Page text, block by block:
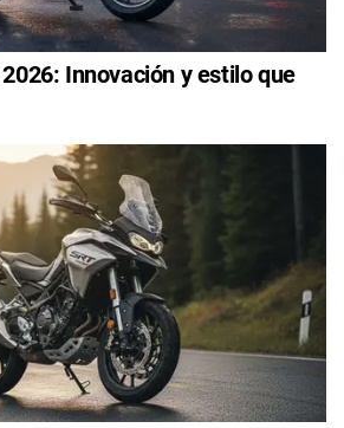
Innovación y estilo que